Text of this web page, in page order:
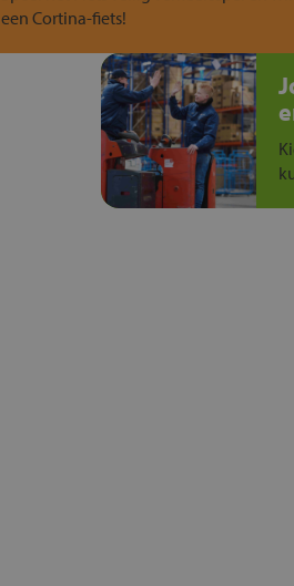
een Cortina-fiets!